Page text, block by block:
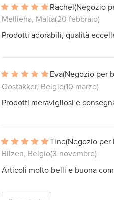
Rachel(Negozio
Mellieha, Malta(20 febbraio)
Prodotti adorabili, qualità
Eva(Negozio per
Oostakker, Belgio(10 marzo)
Prodotti meravigliosi e
Tine(Negozio
Bilzen, Belgio(3 novembre)
Articoli molto belli e buona